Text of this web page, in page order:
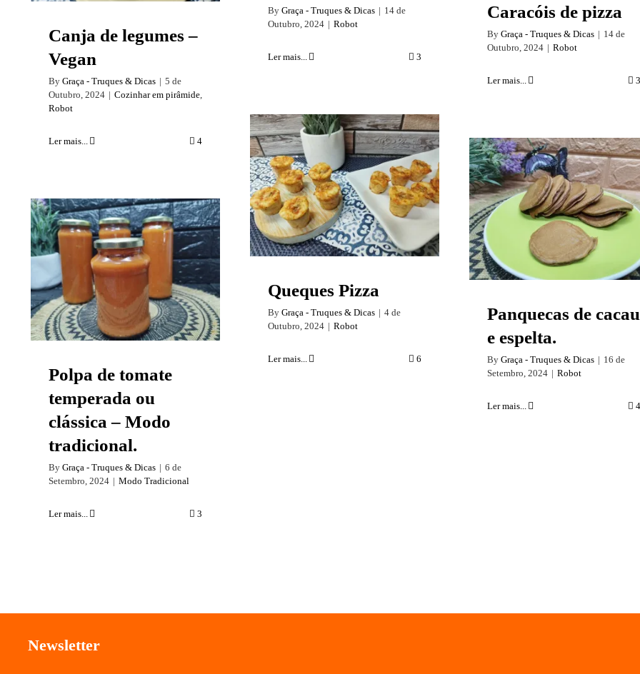
By Graça - Truques & Dicas | 14 de
Outubro, 2024 | Robot
Ler mais... 3
Caracóis de pizza
By Graça - Truques & Dicas | 14 de
Outubro, 2024 | Robot
Ler mais...
Canja de legumes –
Vegan
By Graça - Truques & Dicas | 5 de
Outubro, 2024 | Cozinhar em pirâmide
Robot
Ler mais... 4
Queques Pizza
Queques Pizza
By Graça - Truques & Dicas | 4 de
Outubro, 2024 | Robot
Ler mais... 6
Panquecas de cacau e
espelta.
Panquecas de cacau
e espelta.
By Graça - Truques & Dicas | 16 de
Setembro, 2024 | Robot
Ler mais...
Polpa de tomate
temperada ou clássica
– Modo tradicional.
Polpa de tomate
temperada ou
clássica – Modo
tradicional.
By Graça - Truques & Dicas | 6 de
Setembro, 2024 | Modo Tradicional
Ler mais... 3
Newsletter